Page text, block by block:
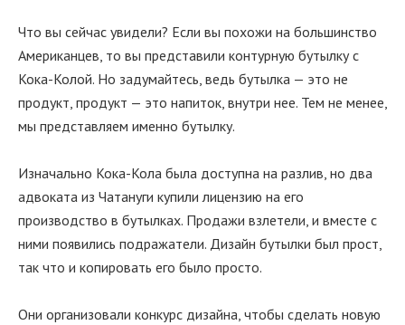
Что вы сейчас увидели? Если вы похожи на большинство
Американцев, то вы представили контурную бутылку с
Кока-Колой. Но задумайтесь, ведь бутылка — это не
продукт, продукт — это напиток, внутри нее. Тем не менее,
мы представляем именно бутылку.
Изначально Кока-Кола была доступна на разлив, но два
адвоката из Чатануги купили лицензию на его
производство в бутылках. Продажи взлетели, и вместе с
ними появились подражатели. Дизайн бутылки был прост,
так что и копировать его было просто.
Они организовали конкурс дизайна, чтобы сделать новую